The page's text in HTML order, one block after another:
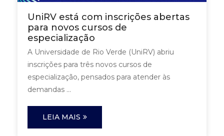
UniRV está com inscrições abertas
para novos cursos de
especialização
A Universidade de Rio Verde (UniRV) abriu
inscrições para três novos cursos de
especialização, pensados para atender às
demandas ...
LEIA MAIS